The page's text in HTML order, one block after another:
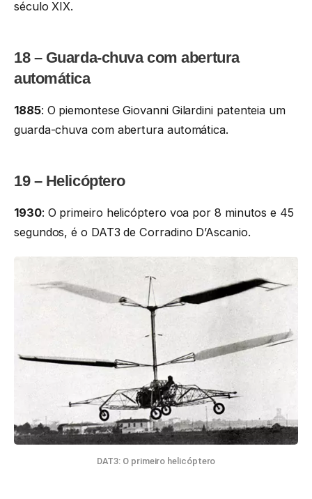
século XIX.
18 – Guarda-chuva com abertura
automática
1885: O piemontese Giovanni Gilardini patenteia um
guarda-chuva com abertura automática.
19 – Helicóptero
1930: O primeiro helicóptero voa por 8 minutos e 45
segundos, é o DAT3 de Corradino D’Ascanio.
DAT3: O primeiro helicóptero